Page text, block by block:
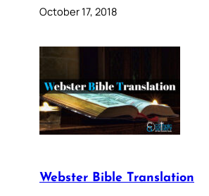
October 17, 2018
Webster Bible Translation